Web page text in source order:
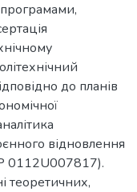
до планів
відновлення
0112U007817).
теоретичних,